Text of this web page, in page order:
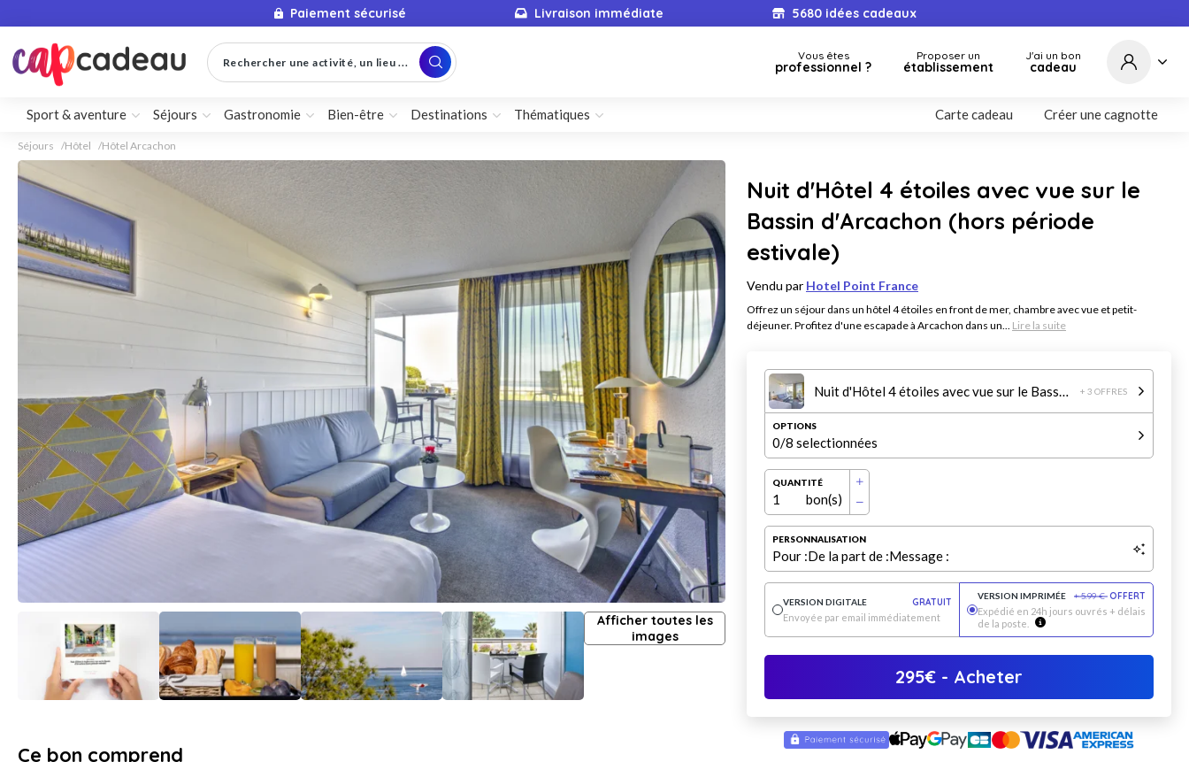
Paiement sécurisé Livraison immédiate 5680idées cadeaux
Rechercher une activité, un lieu ... Vous êtes
professionnel ?
Proposer un
établissement
J'ai un bon
cadeau
Sport & aventure Séjours Gastronomie Bien-être Destinations Thématiques Carte cadeau Créer une cagnotte
Séjours Hôtel Hôtel Arcachon
Afficher toutes les
images
Nuit d'Hôtel 4 étoiles avec vue sur le
Bassin d'Arcachon (hors période
estivale)
Vendu par Hotel Point France
Offrez un séjour dans un hôtel 4 étoiles en front de mer, chambre avec vue et petit-
déjeuner. Profitez d'une escapade à Arcachon dans un... Lire la suite
Nuit d'Hôtel 4 étoiles avec vue sur le Bassin d'Arcachon (hors période estivale) + 3 OFFRES
OPTIONS
0/8 selectionnées
QUANTITÉ
1 bon(s)
PERSONNALISATION
Pour :De la part de :Message :
VERSION DIGITALE
GRATUIT
Envoyée par email immédiatement
VERSION IMPRIMÉE +5.99 € OFFERT
Expédié en 24h jours ouvrés + délais
de la poste.
295€ - Acheter
Ce bon comprend